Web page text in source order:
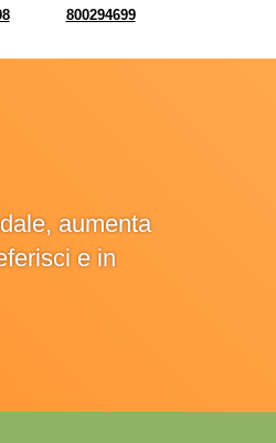
800294699
aumenta
e in